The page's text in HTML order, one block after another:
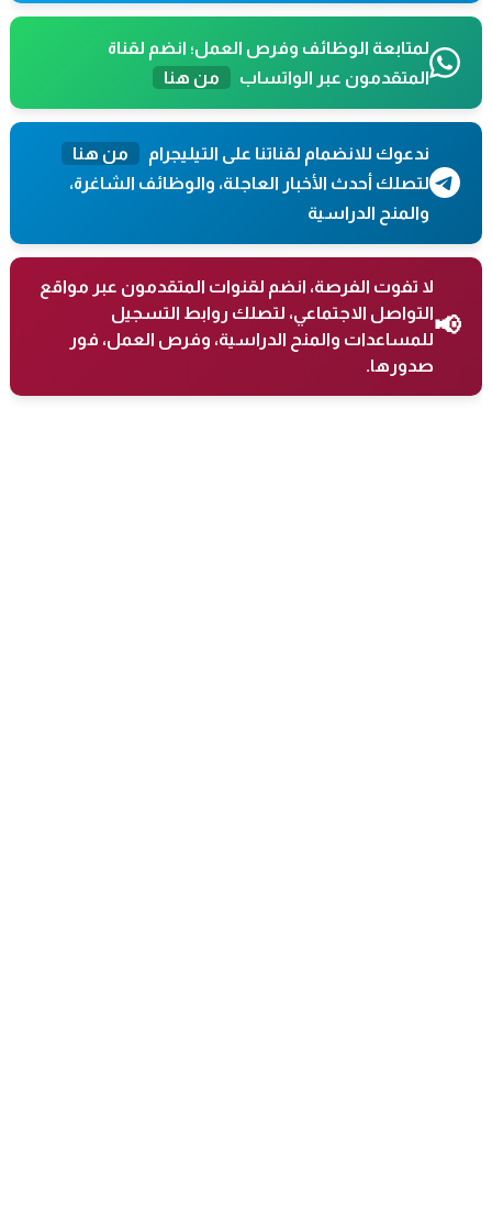
لمتابعة الوظائف وفرص العمل؛ انضم لقناة
المتقدمون عبر الواتساب
من هنا
ندعوك للانضمام لقناتنا على التيليجرام
من هنا
لتصلك أحدث الأخبار العاجلة، والوظائف الشاغرة،
والمنح الدراسية
📢
لا تفوت الفرصة، انضم لقنوات المتقدمون عبر مواقع
التواصل الاجتماعي، لتصلك روابط التسجيل
للمساعدات والمنح الدراسية، وفرص العمل، فور
صدورها.